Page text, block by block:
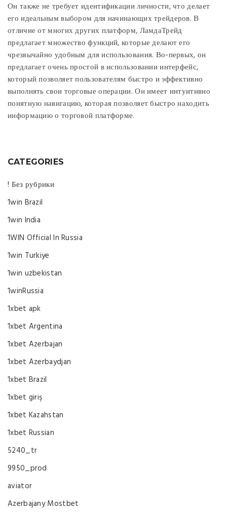
Он также не требует идентификации личности, что делает
его идеальным выбором для начинающих трейдеров. В
отличие от многих других платформ, ЛамдаТрейд
предлагает множество функций, которые делают его
чрезвычайно удобным для использования. Во-первых, он
предлагает очень простой в использовании интерфейс,
который позволяет пользователям быстро и эффективно
выполнять свои торговые операции. Он имеет интуитивно
понятную навигацию, которая позволяет быстро находить
информацию о торговой платформе.
CATEGORIES
! Без рубрики
1win Brazil
1win India
1WIN Official In Russia
1win Turkiye
1win uzbekistan
1winRussia
1xbet apk
1xbet Argentina
1xbet Azerbajan
1xbet Azerbaydjan
1xbet Brazil
1xbet giriş
1xbet Kazahstan
1xbet Russian
5240_tr
9950_prod
aviator
Azerbajany Mostbet